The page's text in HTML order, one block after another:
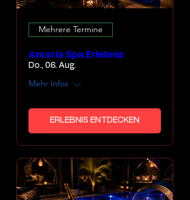
Mehrere Termine
Amoria Spa Erlebnis
Do., 06. Aug.
Mehr Infos
ERLEBNIS ENTDECKEN